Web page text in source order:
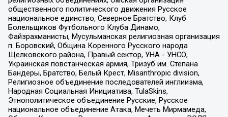
общественного политического движения Русское
национальное единство, Северное Братство, Клуб
Болельщиков Футбольного Клуба Динамо,
Файзрахманисты, Мусульманская религиозная организация
п. Боровский, Община Коренного Русского народа
Щелковского района, Правый сектор, УНА - УНСО,
Украинская повстанческая армия, Тризуб им. Степана
Бандеры, Братство, Белый Крест, Misanthropic division,
Религиозное объединение последователей инглиизма,
Народная Социальная Инициатива, TulaSkins,
Этнополитическое объединение Русские, Русское
национальное объединение Атака, Мечеть Мирмамеда,